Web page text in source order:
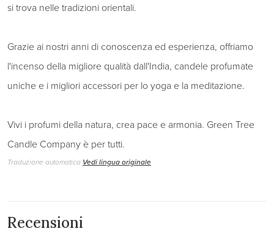
si trova nelle tradizioni orientali.
Grazie ai nostri anni di conoscenza ed esperienza, offriamo
l'incenso della migliore qualità dall'India, candele profumate
uniche e i migliori accessori per lo yoga e la meditazione.
Vivi i profumi della natura, crea pace e armonia. Green Tree
Candle Company è per tutti.
Traduzione automatica Vedi lingua originale
Recensioni